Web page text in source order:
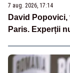
7 aug. 2026, 17:14
David
Paris. Experții